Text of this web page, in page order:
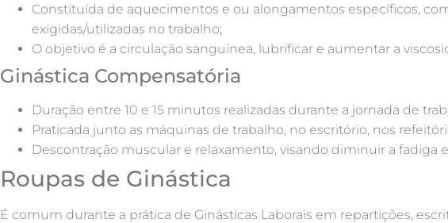
Constituída de aquecimentos e ou alongamentos específicos,
exigidas/utilizadas no trabalho;
O objetivo é a circulação sanguínea, lubrificar e aumentar a
Ginástica Compensatória
Duração entre 10 e 15 minutos realizadas durante a jornada de
Praticada junto as máquinas de trabalho, no escritório, nos
Descontração muscular e relaxamento, visando diminuir a fadiga
Roupas de Ginástica
É comum durante a prática de Ginásticas Laborais em repartições,